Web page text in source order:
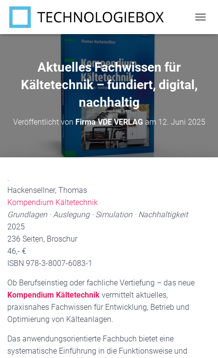
A
M
Aktuelles Fachwissen für
Kältetechnik – fundiert, digital,
nachhaltig
Veröffentlicht von Firma VDE VERLAG am 12. Juni 2025
.
Hackensellner, Thomas
Kompendium Kältetechnik
Grundlagen · Auslegung · Simulation · Nachhaltigkeit
2025
236 Seiten, Broschur
46,- €
ISBN 978-3-8007-6083-1
Ob Berufseinstieg oder fachliche Vertiefung – das neue
Kompendium Kältetechnik vermittelt aktuelles,
praxisnahes Fachwissen für Entwicklung, Betrieb und
Optimierung von Kälteanlagen.
Das anwendungsorientierte Fachbuch bietet eine
systematische Einführung in die Funktionsweise und